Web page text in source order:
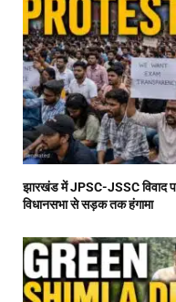
झारखंड में JPSC-JSSC विवाद
विधानसभा से सड़क तक हंगामा